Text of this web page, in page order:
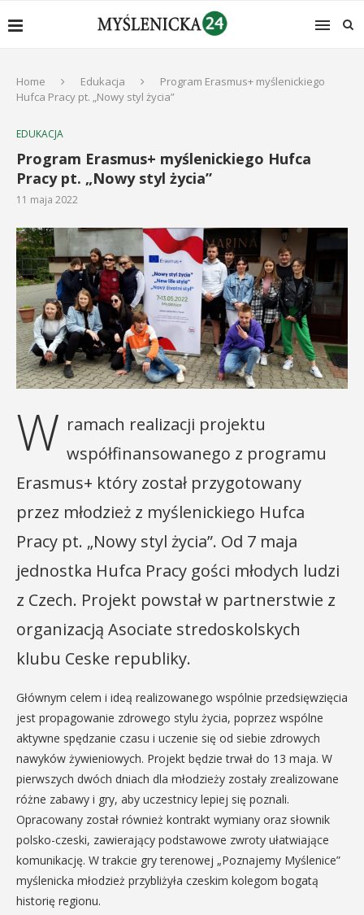
Home Edukacja
Program Erasmus+ myślenickiego
Hufca Pracy pt. „Nowy styl życia”
EDUKACJA
Program Erasmus+ myślenickiego Hufca
Pracy pt. „Nowy styl życia”
11 maja 2022
W ramach realizacji projektu
współfinansowanego z programu
Erasmus+ który został przygotowany
przez młodzież z myślenickiego Hufca
Pracy pt. „Nowy styl życia”. Od 7 maja
jednostka Hufca Pracy gości młodych ludzi
z Czech. Projekt powstał w partnerstwie z
organizacją Asociate stredoskolskych
klubu Ceske republiky.
Głównym celem i ideą realizowanego wspólnie przedsięwzięcia
jest propagowanie zdrowego stylu życia, poprzez wspólne
aktywne spędzanie czasu i uczenie się od siebie zdrowych
nawyków żywieniowych. Projekt będzie trwał do 13 maja. W
pierwszych dwóch dniach dla młodzieży zostały zrealizowane
różne zabawy i gry, aby uczestnicy lepiej się poznali.
Opracowany został również kontrakt wymiany oraz słownik
polsko-czeski, zawierający podstawowe zwroty ułatwiające
komunikację. W trakcie gry terenowej „Poznajemy Myślenice”
myślenicka młodzież przybliżyła czeskim kolegom bogatą
historię regionu.